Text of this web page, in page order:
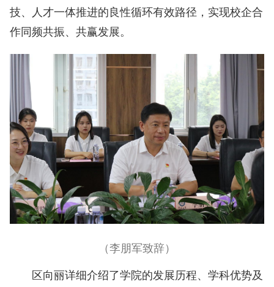
技、人才一体推进的良性循环有效路径，实现校企合
作同频共振、共赢发展。
（李朋军致辞）
区向丽详细介绍了学院的发展历程、学科优势及